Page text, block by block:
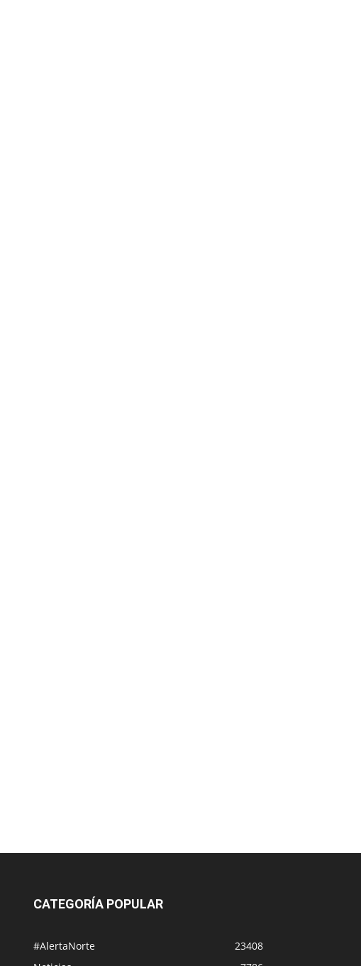
CATEGORÍA POPULAR
#AlertaNorte
23408